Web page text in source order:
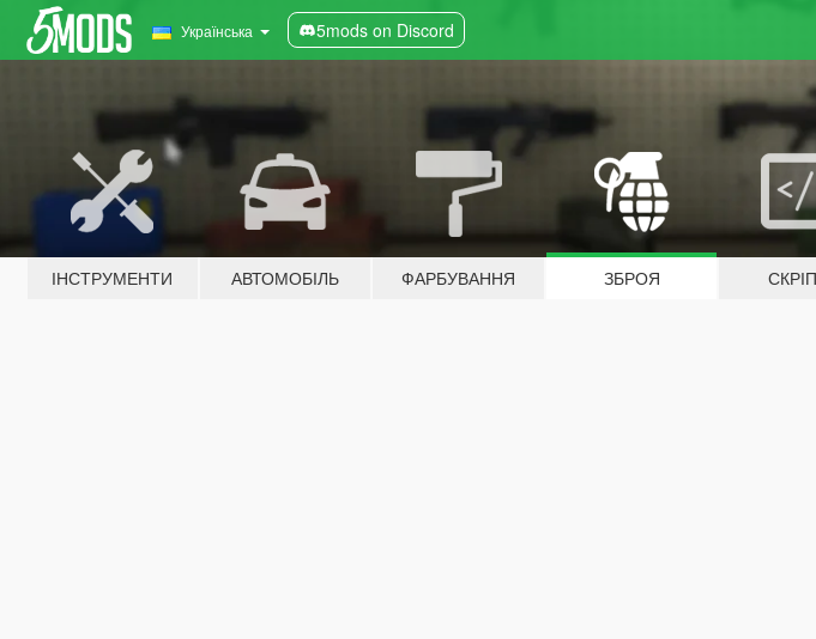
Українська 5mods on Discord
ІНСТРУМЕНТИ АВТОМОБІЛЬ ФАРБУВАННЯ ЗБРОЯ